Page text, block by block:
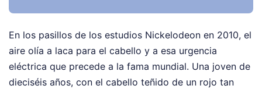
En los pasillos de los estudios Nickelodeon en 2010, el
aire olía a laca para el cabello y a esa urgencia
eléctrica que precede a la fama mundial. Una joven de
dieciséis años, con el cabello teñido de un rojo tan